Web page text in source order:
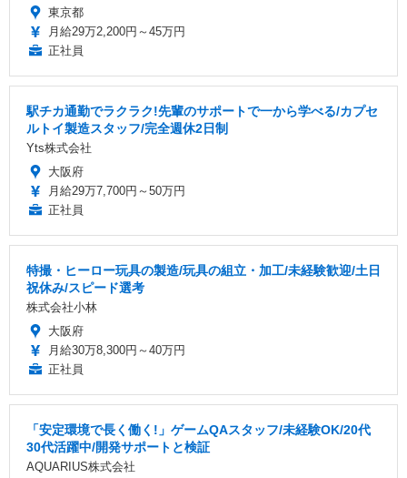
東京都
月給29万2,200円～45万円
正社員
駅チカ通勤でラクラク!先輩のサポートで一から学べる/カプセ
ルトイ製造スタッフ/完全週休2日制
Yts株式会社
大阪府
月給29万7,700円～50万円
正社員
特撮・ヒーロー玩具の製造/玩具の組立・加工/未経験歓迎/土日
祝休み/スピード選考
株式会社小林
大阪府
月給30万8,300円～40万円
正社員
「安定環境で長く働く!」ゲームQAスタッフ/未経験OK/20代
30代活躍中/開発サポートと検証
AQUARIUS株式会社